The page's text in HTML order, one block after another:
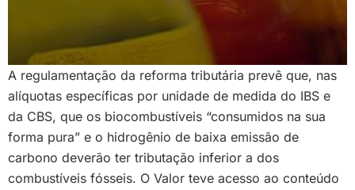
A regulamentação da reforma tributária prevê que, nas
alíquotas específicas por unidade de medida do IBS e
da CBS, que os biocombustíveis “consumidos na sua
forma pura” e o hidrogênio de baixa emissão de
carbono deverão ter tributação inferior a dos
combustíveis fósseis. O Valor teve acesso ao conteúdo